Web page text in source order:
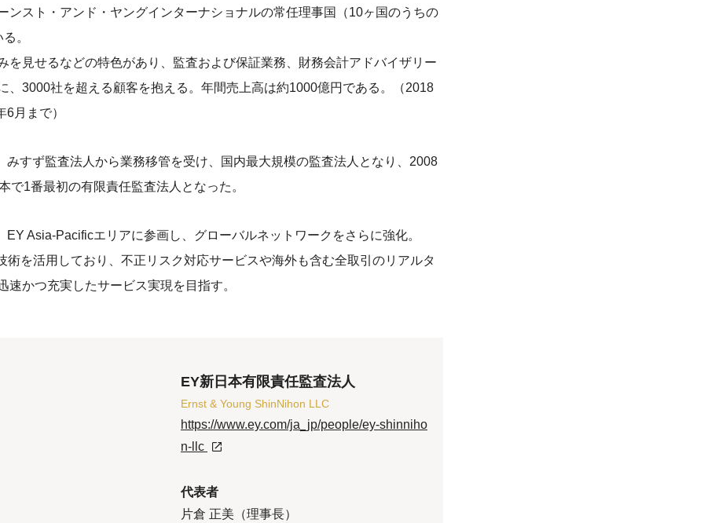
ンスト・アンド・ヤングインターナショナルの常任理事国（10ヶ国のうちの
。
を見せるなどの特色があり、監査および保証業務、財務会計アドバイザリー
、3000社を超える顧客を抱える。年間売上高は約1000億円である。（2018
月まで）
みすず監査法人から業務移管を受け、国内最大規模の監査法人となり、2008
で1番最初の有限責任監査法人となった。
EY Asia-Pacificエリアに参画し、グローバルネットワークをさらに強化。
術を活用しており、不正リスク対応サービスや海外も含む全取引のリアルタ
速かつ充実したサービス実現を目指す。
EY新日本有限責任監査法人
Ernst & Young ShinNihon LLC
https://www.ey.com/ja_jp/people/ey-shinniho
n-llc
代表者
片倉 正美（理事長）